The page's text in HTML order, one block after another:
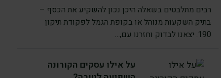
רבים מתלבטים בשאלה היכן נכון להשקיע את הכסף –
בתיק השקעות מנוהל או בקופת הגמל לפקודת תיקון
190. יצאנו לבדוק וחזרנו עם,…
על אילו עסקים הקורונה